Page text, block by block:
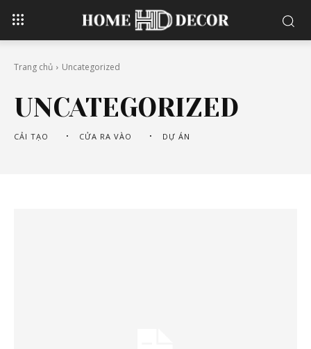
Trang chủ Uncategorized
UNCATEGORIZED
CẢI TẠO CỬA RA VÀO DỰ ÁN